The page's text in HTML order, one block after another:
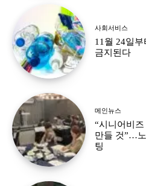
사회서비스
11월 24일
금지된다
메인뉴스
“시니어비
만들 것”…
팅